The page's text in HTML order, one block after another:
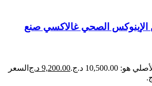
5 لتر من الإينوكس الصحي غالاكسي صنع
10,500.00 د.ج. 9,200.00 د.ج السعر